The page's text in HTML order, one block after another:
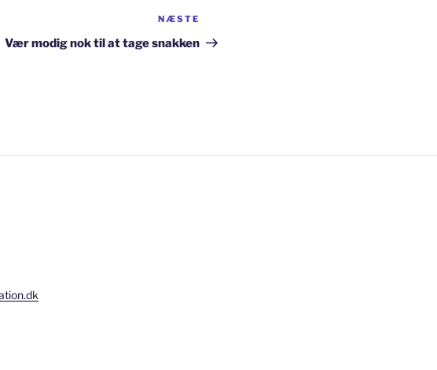
indlæg
NÆSTE
Vær modig nok til at tage snakken